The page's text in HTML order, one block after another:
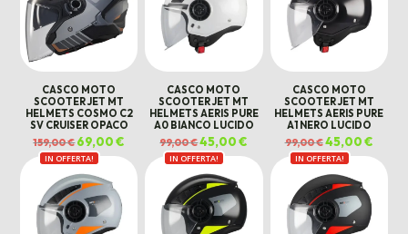
CASCO MOTO
SCOOTER JET MT
HELMETS COSMO C2
SV CRUISER OPACO
159,00€Il
prezzo
originale
era:
159,00 €.
69,00€
prezzo
attuale
è:
69,00 €.
CASCO MOTO
SCOOTER JET MT
HELMETS AERIS PURE
A0 BIANCO LUCIDO
99,00€Il
prezzo
originale
era:
99,00 €.
45,00€
attuale
45,00 €.
CASCO MOTO
SCOOTER JET MT
HELMETS AERIS PURE
A1 NERO LUCIDO
99,00€Il
prezzo
originale
era:
99,00 €.
45,00€Il
45,00
IN OFFERTA! IN OFFERTA! IN OFFERTA!